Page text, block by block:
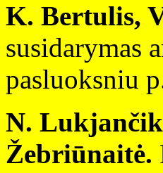
K. Bertulis,
susidarymas
pasluoksniu
N.
Žebriūnaitė.